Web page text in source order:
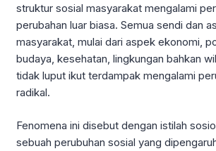
struktur sosial masyarakat mengalami
perubahan luar biasa. Semua sendi dan
masyarakat, mulai dari aspek ekonomi,
budaya, kesehatan, lingkungan bahkan
tidak luput ikut terdampak mengalami
radikal.
Fenomena ini disebut dengan istilah
sebuah perubuhan sosial yang